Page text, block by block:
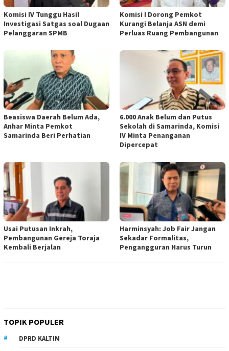
Komisi IV Tunggu Hasil
Investigasi Satgas soal Dugaan
Pelanggaran SPMB
Komisi I Dorong Pemkot
Kurangi Belanja ASN demi
Perluas Ruang Pembangunan
Beasiswa Daerah Belum Ada,
Anhar Minta Pemkot
Samarinda Beri Perhatian
6.000 Anak Belum dan Putus
Sekolah di Samarinda, Komisi
IV Minta Penanganan
Dipercepat
Usai Putusan Inkrah,
Pembangunan Gereja Toraja
Kembali Berjalan
Harminsyah: Job Fair Jangan
Sekadar Formalitas,
Pengangguran Harus Turun
TOPIK POPULER
DPRD KALTIM